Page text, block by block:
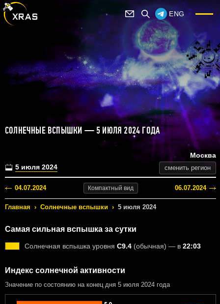
ENG
СОЛНЕЧНЫЕ ВСПЫШКИ — 5 ИЮЛЯ 2024 ГОДА
5 июля 2024
Москва
сменить регион
04.07.2024 Компактный вид 06.07.2024
Главная › Солнечные вспышки › 5 июля 2024
Самая сильная вспышка за сутки
Солнечная вспышка уровня C9.4 (обычная) — в 22:03
Индекс солнечной активности
Значение по состоянию на конец дня 5 июля 2024 года